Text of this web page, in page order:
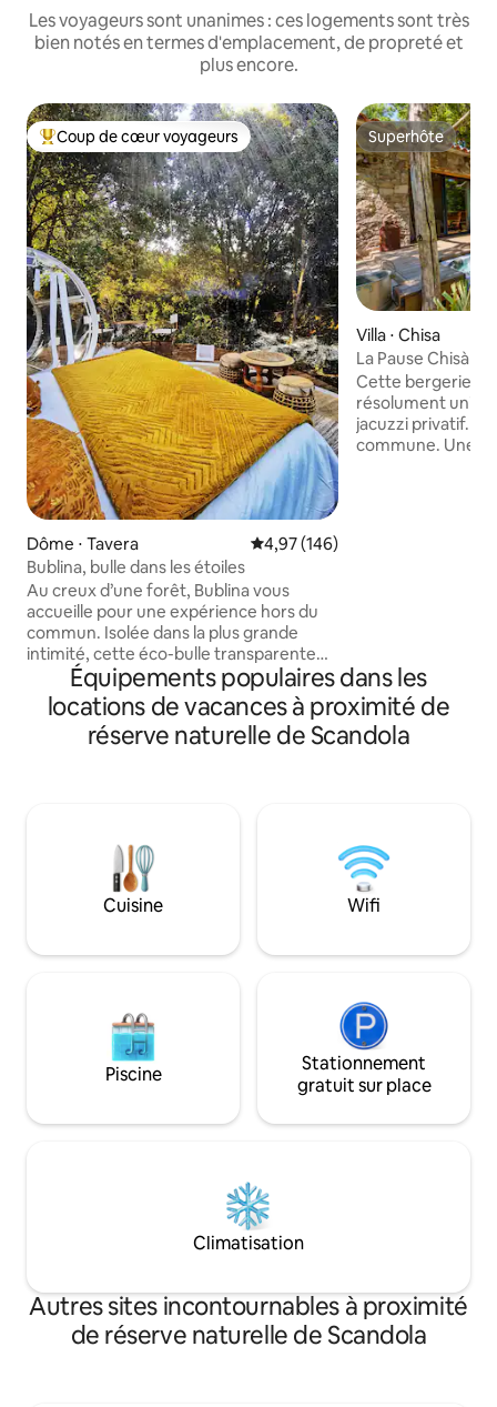
Les voyageurs sont unanimes : ces logements sont très
bien notés en termes d'emplacement, de propreté et
plus encore.
Coups de cœur voyageurs les plus appréciés
Coup de cœur voyageurs
Dôme ⋅ Tavera Évaluation moyenne sur la
4,97 (146)
Bublina, bulle dans les étoiles
Au creux d’une forêt, Bublina vous
accueille pour une expérience hors du
commun. Isolée dans la plus grande
intimité, cette éco-bulle transparente
est aménagée chaleureusement dans le
plus grand des conforts pour une nuit
cocooning sous les étoiles.
Accompagnée de sa salle de bain au toit
size, lumières éteintes, laissez-vous
porter dans les étoiles.
Superhôte
Superhôte
Villa ⋅ Chisa
La Pause Chisà :
Cette bergerie
résolument
jacuzzi privatif.
commune. Une
Équipements populaires dans les
locations de vacances à proximité de
réserve naturelle de Scandola
Cuisine Wifi
Piscine
Stationnement
gratuit sur place
Climatisation
Autres sites incontournables à proximité
de réserve naturelle de Scandola